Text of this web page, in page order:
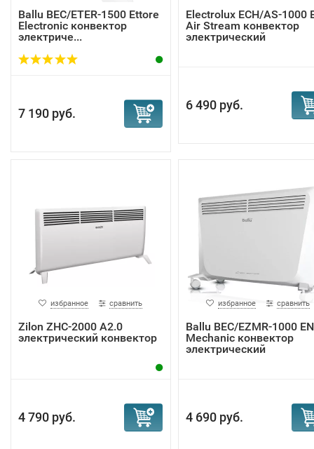
Ballu BEC/ETER-1500 Ettore
Electronic конвектор
электриче...
7 190 руб.
Electrolux ECH/AS-1000
Air Stream конвектор
электрический
6 490 руб.
избранное сравнить
Zilon ZHC-2000 А2.0
электрический конвектор
4 790 руб.
избранное сравнить
Ballu BEC/EZMR-1000
Mechanic конвектор
электрический
4 690 руб.